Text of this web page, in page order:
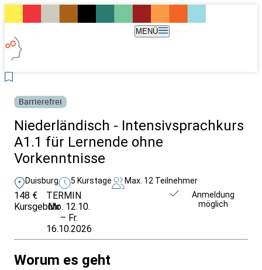
MENÜ
Barrierefrei
Niederländisch - Intensivsprachkurs
A1.1 für Lernende ohne
Vorkenntnisse
Duisburg 5 Kurstage Max. 12 Teilnehmer
148 €
Kursgebühr
TERMIN
Mo. 12.10.
– Fr.
16.10.2026
Anmeldung
möglich
Worum es geht